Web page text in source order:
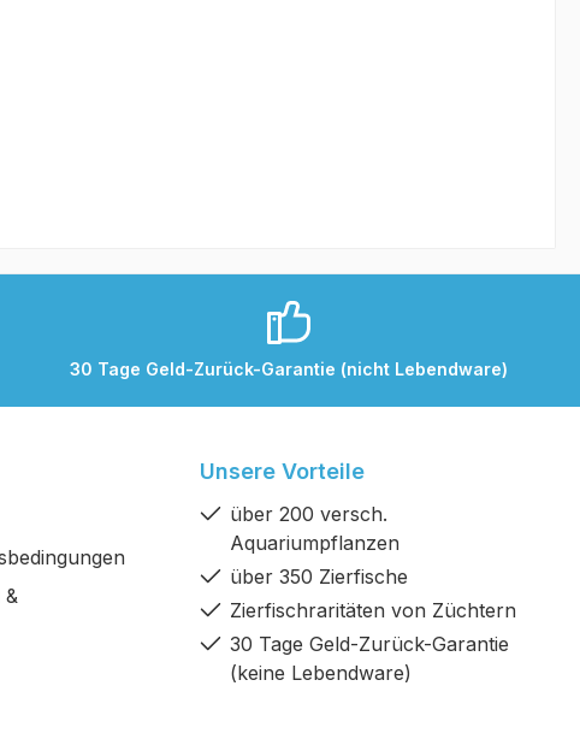
30 Tage Geld-Zurück-Garantie (nicht Lebendware)
&
Unsere Vorteile
über 200 versch.
Aquariumpflanzen
über 350 Zierfische
Zierfischraritäten von Züchtern
30 Tage Geld-Zurück-Garantie
(keine Lebendware)